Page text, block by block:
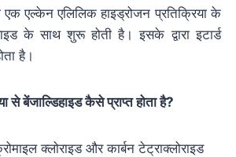
एक एल्केन एलिलिक हाइड्रोजन प्रतिक्रिया के
के साथ शुरू होती है। इसके द्वारा इटार्ड
है।
से बेंजाल्डिहाइड कैसे प्राप्त होता है?
क्लोराइड और कार्बन टेट्राक्लोराइड